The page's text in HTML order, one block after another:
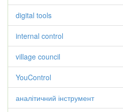
digital tools
internal control
village council
YouControl
аналітичний інструмент